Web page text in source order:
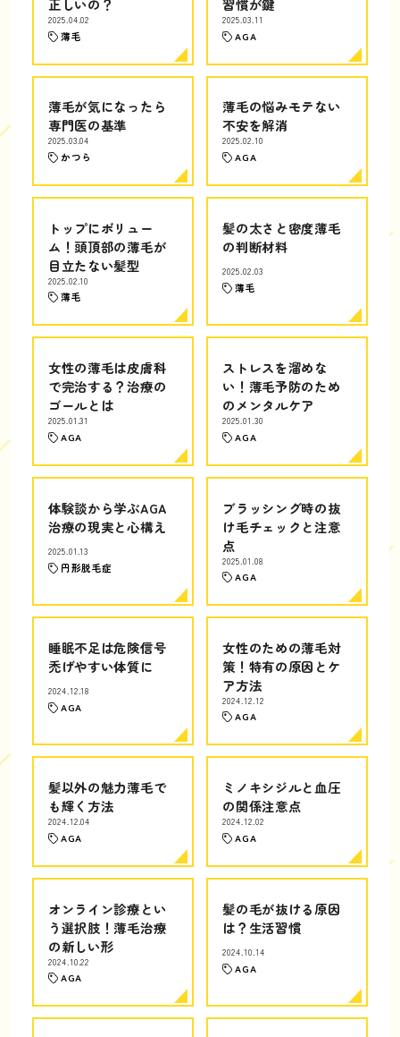
正しいの？
2025.04.02
薄毛
習慣が鍵
2025.03.11
AGA
薄毛が気になったら
専門医の基準
2025.03.04
かつら
薄毛の悩みモテない
不安を解消
2025.02.10
AGA
トップにボリュー
ム！頭頂部の薄毛が
目立たない髪型
2025.02.10
薄毛
髪の太さと密度薄毛
の判断材料
2025.02.03
薄毛
女性の薄毛は皮膚科
で完治する？治療の
ゴールとは
2025.01.31
AGA
ストレスを溜めな
い！薄毛予防のため
のメンタルケア
2025.01.30
AGA
体験談から学ぶAGA
治療の現実と心構え
2025.01.13
円形脱毛症
ブラッシング時の抜
け毛チェックと注意
点
2025.01.08
AGA
睡眠不足は危険信号
禿げやすい体質に
2024.12.18
AGA
女性のための薄毛対
策！特有の原因とケ
ア方法
2024.12.12
AGA
髪以外の魅力薄毛で
も輝く方法
2024.12.04
AGA
ミノキシジルと血圧
の関係注意点
2024.12.02
AGA
オンライン診療とい
う選択肢！薄毛治療
の新しい形
2024.10.22
AGA
髪の毛が抜ける原因
は？生活習慣
2024.10.14
AGA